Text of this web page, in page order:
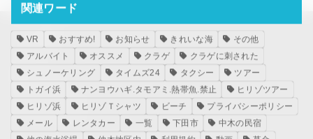
関連ワード
VR おすすめ! お知らせ きれいな海
その他
アルバイト
オススメ クラゲ
クラゲに刺された
シュノーケリング
タイムズ24 タクシー
ツアー
トガイ浜
ナンヨウハギ.タモアミ.熱帯魚.禁止
ヒリゾツアー
ヒリゾ浜
ヒリゾＴシャツ ビーチ
プライバシーポリシー
メール
レンタカー 一覧 下田市
中木の民宿
メタ情報
ログイン
投稿フィード
コメントフィード
WordPress.org